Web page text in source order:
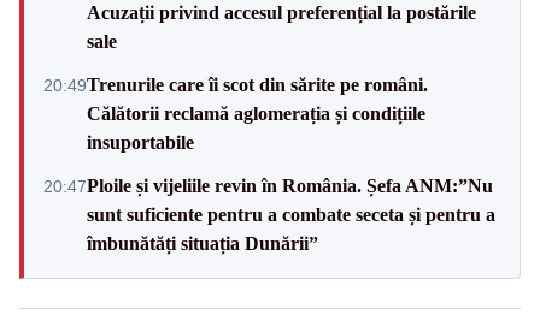
Acuzații privind accesul preferențial la postările
sale
20:49Trenurile care îi scot din sărite pe români.
Călătorii reclamă aglomerația și condițiile
insuportabile
20:47Ploile și vijeliile revin în România. Șefa ANM:”Nu
sunt suficiente pentru a combate seceta și pentru a
îmbunătăți situația Dunării”